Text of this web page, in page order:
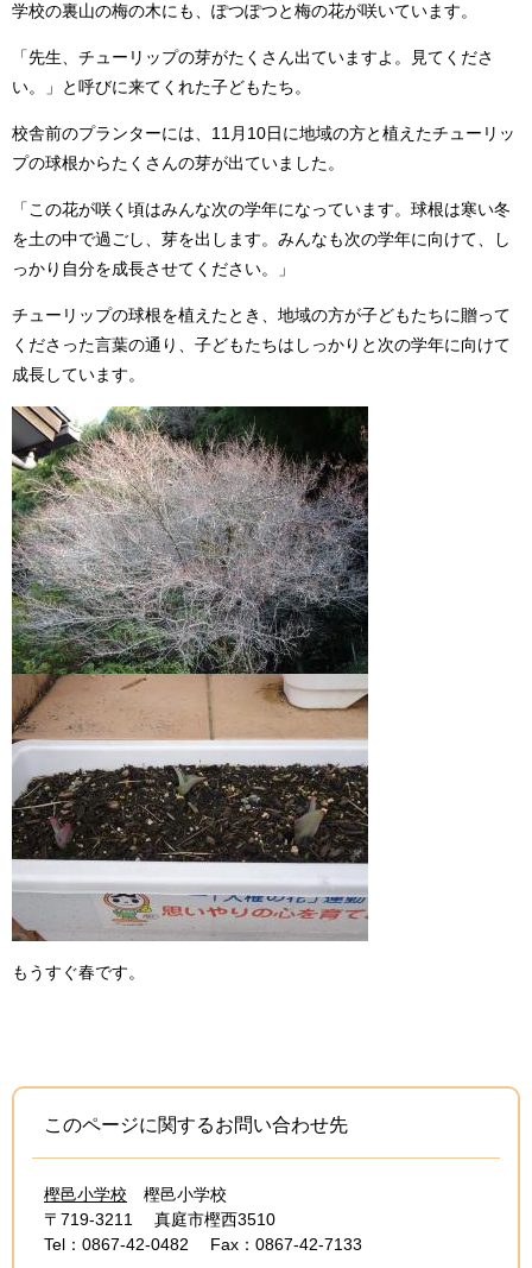
学校の裏山の梅の木にも、ぽつぽつと梅の花が咲いています。
「先生、チューリップの芽がたくさん出ていますよ。見てくださ
い。」と呼びに来てくれた子どもたち。
校舎前のプランターには、11月10日に地域の方と植えたチューリッ
プの球根からたくさんの芽が出ていました。
「この花が咲く頃はみんな次の学年になっています。球根は寒い冬
を土の中で過ごし、芽を出します。みんなも次の学年に向けて、し
っかり自分を成長させてください。」
チューリップの球根を植えたとき、地域の方が子どもたちに贈って
くださった言葉の通り、子どもたちはしっかりと次の学年に向けて
成長しています。
もうすぐ春です。
このページに関するお問い合わせ先
樫邑小学校
樫邑小学校
〒719-3211
真庭市樫西3510
Tel：0867-42-0482
Fax：0867-42-7133